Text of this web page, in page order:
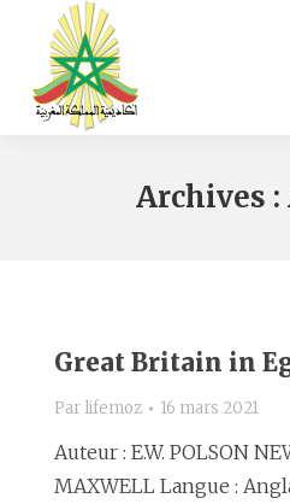
Archives :
Great Britain in
Par lifemoz 16 mars 2021
Auteur : E.W. POLSON
MAXWELL Langue :